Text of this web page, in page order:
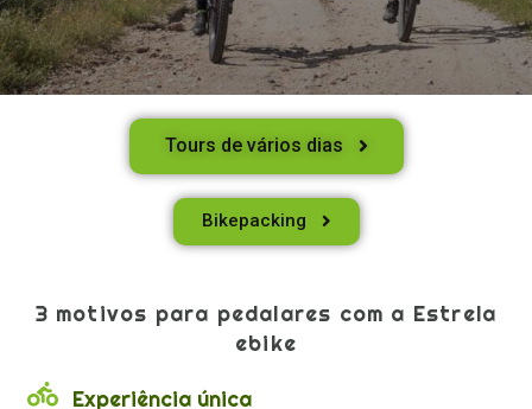
Tours de vários dias
Bikepacking
3 motivos para pedalares com a Estrela
ebike
Experiência única